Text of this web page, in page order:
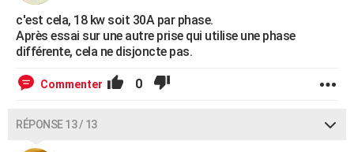
c'est cela, 18 kw soit 30A par phase.
Après essai sur une autre prise qui utilise une phase
différente, cela ne disjoncte pas.
Commenter 0
RÉPONSE 13 / 13